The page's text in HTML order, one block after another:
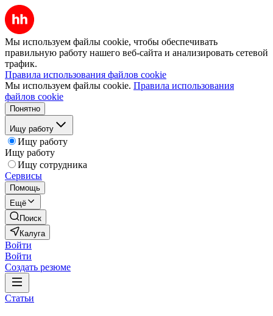
Мы используем файлы cookie, чтобы обеспечивать
правильную работу нашего веб-сайта и анализировать сетевой
трафик.
Правила использования файлов cookie
Мы используем файлы cookie. Правила использования
файлов cookie
Понятно
Ищу работу
Ищу работу
Ищу работу
Ищу сотрудника
Сервисы
Помощь
Ещё
Поиск
Калуга
Войти
Войти
Создать резюме
Статьи